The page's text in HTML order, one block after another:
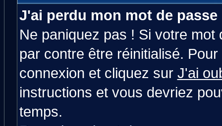
J'ai perdu mon mot de passe
Ne paniquez pas ! Si votre
par contre être réinitialisé.
connexion et cliquez sur J'ai
instructions et vous devriez
temps.